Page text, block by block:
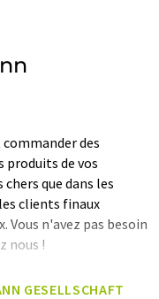
des
produits de vos
que dans les
clients finaux
Vous n'avez pas besoin
nous !
système
GESELLSCHAFT